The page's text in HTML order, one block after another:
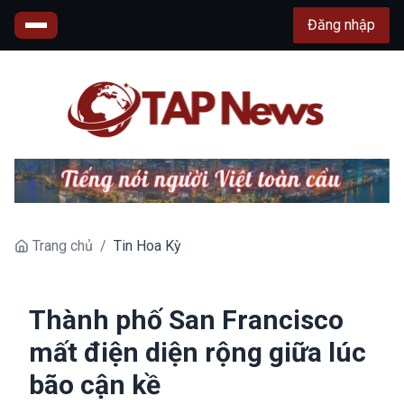
Đăng nhập
Trang chủ / Tin Hoa Kỳ
Thành phố San Francisco
mất điện diện rộng giữa lúc
bão cận kề